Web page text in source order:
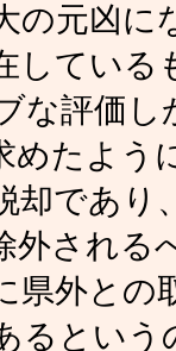
の元凶
している
な評価
めたよ
却であり
外される
外との
るとい